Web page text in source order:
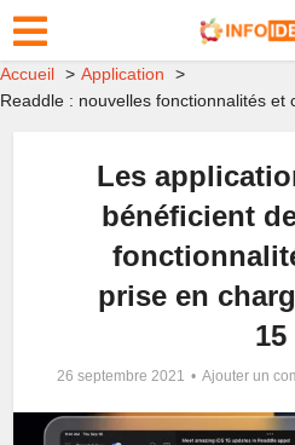
Accueil
Application
Readdle : nouvelles fonctionnalités et
Les
bénéficient
prise en
15
26 septembre 2021 Ajouter un